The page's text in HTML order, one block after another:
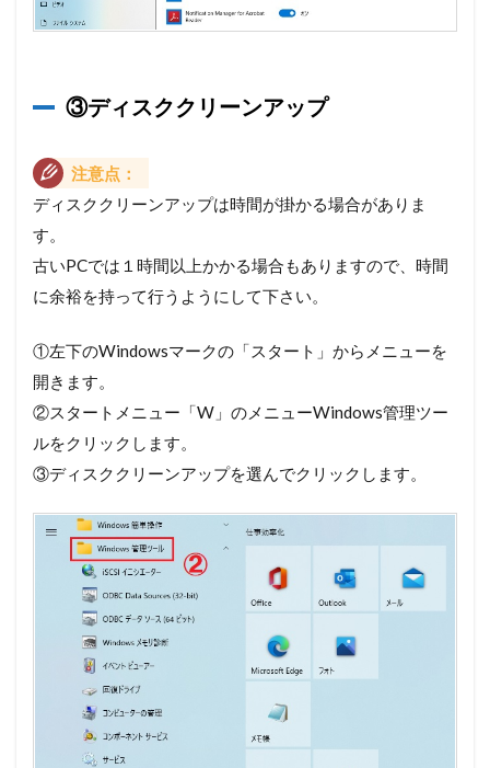
③ディスククリーンアップ
注意点：
ディスククリーンアップは時間が掛かる場合がありま
す。
古いPCでは１時間以上かかる場合もありますので、時間
に余裕を持って行うようにして下さい。
①左下のWindowsマークの「スタート」からメニューを
開きます。
②スタートメニュー「W」のメニューWindows管理ツー
ルをクリックします。
③ディスククリーンアップを選んでクリックします。